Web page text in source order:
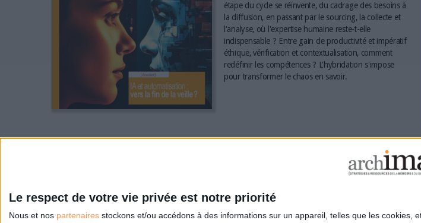
Le respect de votre vie privée est notre priorité
Nous et nos partenaires stockons et/ou accédons à des informations sur un appareil, telles que les
étape du cycle se réinvente, du cadrage des besoins à
la diffusion, en passant par le sourcing, la collecte et
l'analyse, où l'expertise humaine reste-t-elle
indispensable ? Entre gain de productivité et impératif
éthique, vérification et contextualisation, comment
redéfinir les compétences ? L'hybridation s'impose
pour transformer le chaos en savoir.